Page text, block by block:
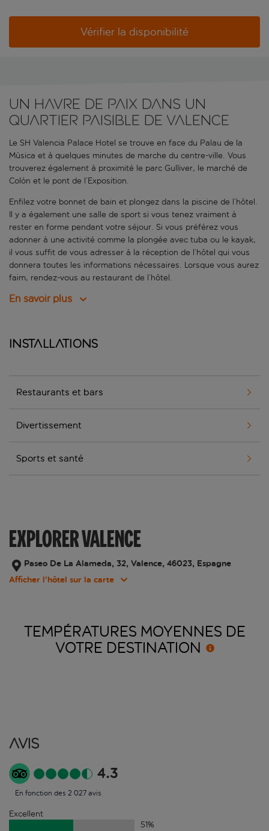
Vérifier la disponibilité
Un havre de paix dans un
quartier paisible de Valence
Le SH Valencia Palace Hotel se trouve en face du Palau de la
Música et à quelques minutes de marche du centre-ville. Vous
trouverez également à proximité le parc Gulliver, le marché de
Colón et le pont de l’Exposition.
Enfilez votre bonnet de bain et plongez dans la piscine de l’hôtel.
Il y a également une salle de sport si vous tenez vraiment à
rester en forme pendant votre séjour. Si vous préférez vous
adonner à une activité comme la plongée avec tuba ou le kayak,
il vous suffit de vous adresser à la réception de l’hôtel qui vous
donnera toutes les informations nécessaires. Lorsque vous aurez
faim, rendez-vous au restaurant de l’hôtel.
En savoir plus
Installations
Restaurants et bars
Divertissement
Sports et santé
EXPLORER VALENCE
Paseo De La Alameda, 32, Valence, 46023, Espagne
Afficher l’hôtel sur la carte
TEMPÉRATURES MOYENNES DE
VOTRE DESTINATION
Avis
4.3
En fonction des 2 027 avis
Excellent
51%